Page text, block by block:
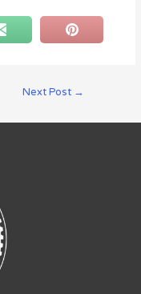
Next Post →